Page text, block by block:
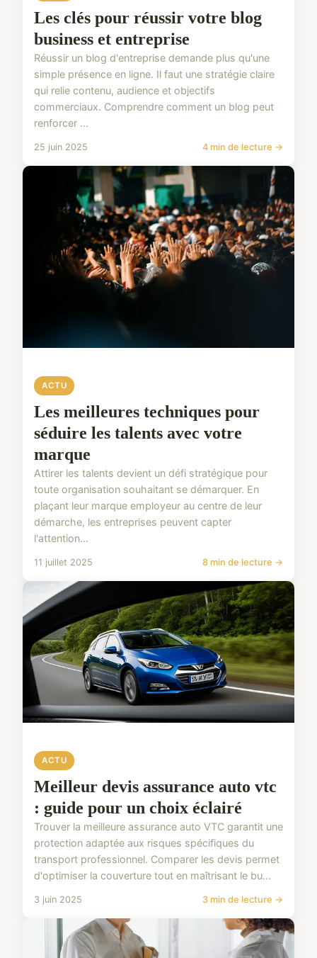
Les clés pour réussir votre blog
business et entreprise
Réussir un blog d'entreprise demande plus qu'une
simple présence en ligne. Il faut une stratégie claire
qui relie contenu, audience et objectifs
commerciaux. Comprendre comment un blog peut
renforcer ...
25 juin 2025 4 min de lecture →
ACTU
Les meilleures techniques pour
séduire les talents avec votre
marque
Attirer les talents devient un défi stratégique pour
toute organisation souhaitant se démarquer. En
plaçant leur marque employeur au centre de leur
démarche, les entreprises peuvent capter
l'attention...
11 juillet 2025 8 min de lecture →
ACTU
Meilleur devis assurance auto vtc
: guide pour un choix éclairé
Trouver la meilleure assurance auto VTC garantit une
protection adaptée aux risques spécifiques du
transport professionnel. Comparer les devis permet
d'optimiser la couverture tout en maîtrisant le bu...
3 juin 2025 3 min de lecture →